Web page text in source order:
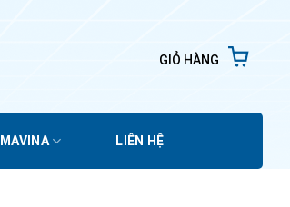
GIỎ HÀNG
LIÊN HỆ